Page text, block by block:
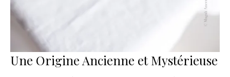
Une Origine Ancienne et Mystérieuse